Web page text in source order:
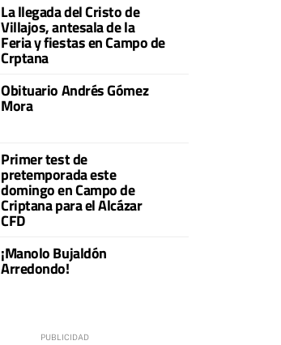
La llegada del Cristo de
Villajos, antesala de la
Feria y fiestas en Campo de
Crptana
Obituario Andrés Gómez
Mora
Primer test de
pretemporada este
domingo en Campo de
Criptana para el Alcázar
CFD
¡Manolo Bujaldón
Arredondo!